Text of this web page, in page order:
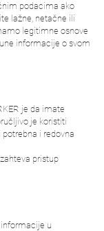
podacima ako
lažne, netačne ili
legitimne osnove
informacije o svom
je da imate
je koristiti
i redovna
pristup
informacije u